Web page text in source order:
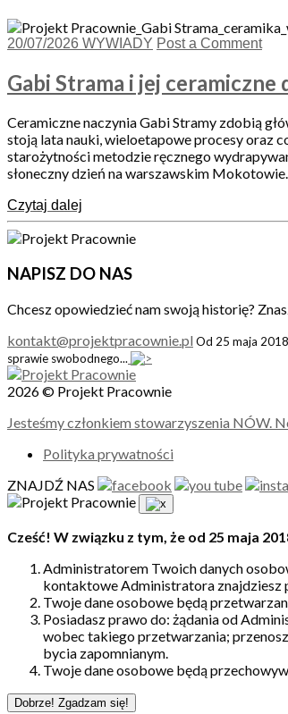
20/07/2026 WYWIADY Post a Comment
Gabi Strama i jej ceramiczne
Ceramiczne naczynia Gabi Stramy zdobią
stoją lata nauki, wieloetapowe procesy oraz
starożytności metodzie ręcznego
słoneczny dzień na warszawskim
Czytaj dalej
NAPISZ DO NAS
Chcesz opowiedzieć nam swoją historię?
kontakt@projektpracownie.pl Od 25 maja
sprawie swobodnego...
2026 © Projekt Pracownie
Jesteśmy członkiem stowarzyszenia NÓW.
Polityka prywatności
ZNAJDŹ NAS
Cześć! W związku z tym, że od 25 maja
Administratorem Twoich danych
kontaktowe Administratora znajdziesz
Twoje dane osobowe będą
Posiadasz prawo do: żądania od
wobec takiego przetwarzania;
bycia zapomnianym.
Twoje dane osobowe będą
Dobrze! Zgadzam się!